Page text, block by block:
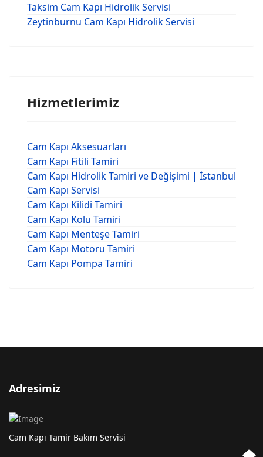
Taksim Cam Kapı Hidrolik Servisi
Zeytinburnu Cam Kapı Hidrolik Servisi
Hizmetlerimiz
Cam Kapı Aksesuarları
Cam Kapı Fitili Tamiri
Cam Kapı Hidrolik Tamiri ve Değişimi | İstanbul
Cam Kapı Servisi
Cam Kapı Kilidi Tamiri
Cam Kapı Kolu Tamiri
Cam Kapı Menteşe Tamiri
Cam Kapı Motoru Tamiri
Cam Kapı Pompa Tamiri
Adresimiz
Cam Kapı Tamir Bakım Servisi